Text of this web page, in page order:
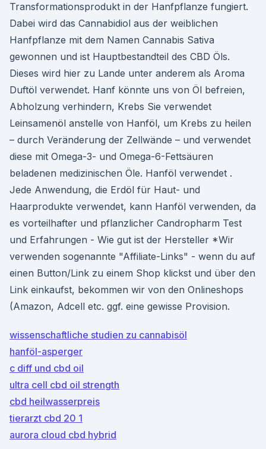
Transformationsprodukt in der Hanfpflanze fungiert.
Dabei wird das Cannabidiol aus der weiblichen
Hanfpflanze mit dem Namen Cannabis Sativa
gewonnen und ist Hauptbestandteil des CBD Öls.
Dieses wird hier zu Lande unter anderem als Aroma
Duftöl verwendet. Hanf könnte uns von Öl befreien,
Abholzung verhindern, Krebs Sie verwendet
Leinsamenöl anstelle von Hanföl, um Krebs zu heilen
– durch Veränderung der Zellwände – und verwendet
diese mit Omega-3- und Omega-6-Fettsäuren
beladenen medizinischen Öle. Hanföl verwendet .
Jede Anwendung, die Erdöl für Haut- und
Haarprodukte verwendet, kann Hanföl verwenden, da
es vorteilhafter und pflanzlicher Candropharm Test
und Erfahrungen - Wie gut ist der Hersteller *Wir
verwenden sogenannte "Affiliate-Links" - wenn du auf
einen Button/Link zu einem Shop klickst und über den
Link einkaufst, bekommen wir von den Onlineshops
(Amazon, Adcell etc. ggf. eine gewisse Provision.
wissenschaftliche studien zu cannabisöl
hanföl-asperger
c diff und cbd oil
ultra cell cbd oil strength
cbd heilwasserpreis
tierarzt cbd 20 1
aurora cloud cbd hybrid